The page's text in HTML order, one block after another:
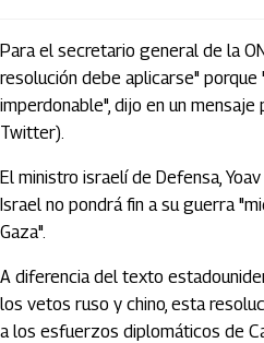
Para el secretario general de la
resolución debe aplicarse" porque
imperdonable", dijo en un mensaje
Twitter).
El ministro israelí de Defensa,
Israel no pondrá fin a su guerra
Gaza".
A diferencia del texto
los vetos ruso y chino, esta
a los esfuerzos diplomáticos de